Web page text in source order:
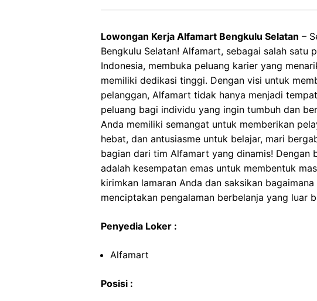
Lowongan Kerja Alfamart Bengkulu Selatan –
Bengkulu Selatan! Alfamart, sebagai salah satu
Indonesia, membuka peluang karier yang
memiliki dedikasi tinggi. Dengan visi untuk
pelanggan, Alfamart tidak hanya menjadi
peluang bagi individu yang ingin tumbuh dan
Anda memiliki semangat untuk memberikan
hebat, dan antusiasme untuk belajar, mari
bagian dari tim Alfamart yang dinamis! Dengan
adalah kesempatan emas untuk membentuk
kirimkan lamaran Anda dan saksikan
menciptakan pengalaman berbelanja yang luar
Penyedia Loker :
Alfamart
Posisi :